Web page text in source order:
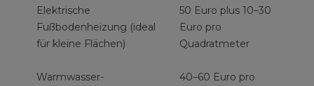
Elektrische
Fußbodenheizung (ideal
für kleine Flächen)
50 Euro plus 10–30
Euro pro
Quadratmeter
Warmwasser-
40–60 Euro pro